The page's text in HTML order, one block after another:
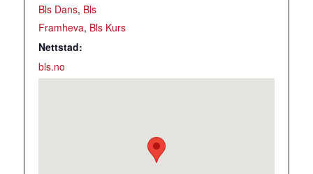
Bls Dans, Bls
Framheva, Bls Kurs
Nettstad:
bls.no